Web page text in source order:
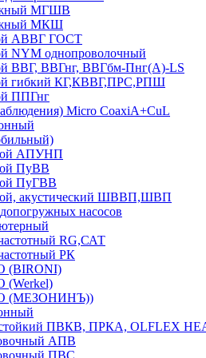
МГШВ
МКШ
АВВГ ГОСТ
NYM однопроволочный
ВВГ, ВВГнг, ВВГбм-Пнг(А)-LS
гибкий КГ,КВВГ,ПРС,РПШ
ППГнг
Micro CoaxiA+CuL
АПУНП
ПуВВ
ПуГВВ
акустический ШВВП,ШВП
насосов
RG,САТ
РК
(BIRONI)
(Werkel)
(МЕЗОНИНЪ))
ПВКВ, ПРКА, OLFLEX
АПВ